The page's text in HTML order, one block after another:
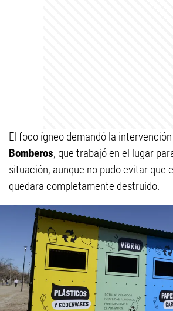
El foco ígneo demandó la
Bomberos, que trabajó en el lugar
situación, aunque no pudo evitar que
quedara completamente destruido.